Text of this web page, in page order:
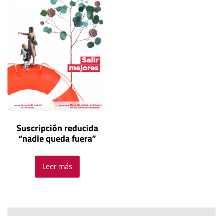
Suscripción reducida
“nadie queda fuera”
Leer más